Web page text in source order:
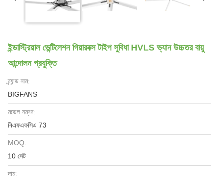
ইন্ডাস্ট্রিয়াল ভেন্টিলেশন গিয়ারবক্স টাইপ সুবিধা HVLS ভ্যান উচ্চতর বায়ু
আন্দোলন প্রযুক্তি
ব্র্যান্ড নাম:
BIGFANS
মডেল নম্বর:
বিএফএফসিএ 73
MOQ:
10 সেট
দাম: